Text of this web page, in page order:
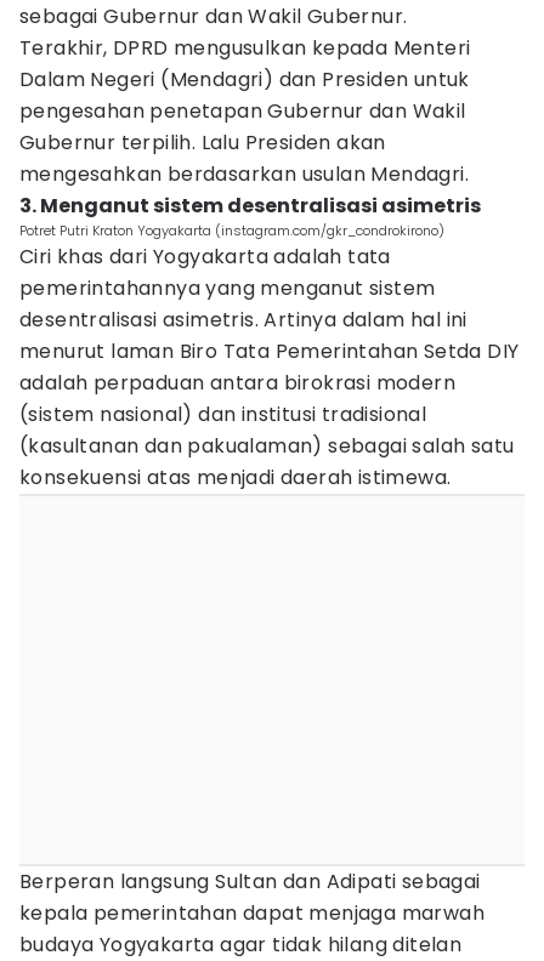
sebagai Gubernur dan Wakil Gubernur.
Terakhir, DPRD mengusulkan kepada Menteri
Dalam Negeri (Mendagri) dan Presiden untuk
pengesahan penetapan Gubernur dan Wakil
Gubernur terpilih. Lalu Presiden akan
mengesahkan berdasarkan usulan Mendagri.
3. Menganut sistem desentralisasi asimetris
Potret Putri Kraton Yogyakarta (instagram.com/gkr_condrokirono)
Ciri khas dari Yogyakarta adalah tata
pemerintahannya yang menganut sistem
desentralisasi asimetris. Artinya dalam hal ini
menurut laman Biro Tata Pemerintahan Setda DIY
adalah perpaduan antara birokrasi modern
(sistem nasional) dan institusi tradisional
(kasultanan dan pakualaman) sebagai salah satu
konsekuensi atas menjadi daerah istimewa.
Berperan langsung Sultan dan Adipati sebagai
kepala pemerintahan dapat menjaga marwah
budaya Yogyakarta agar tidak hilang ditelan